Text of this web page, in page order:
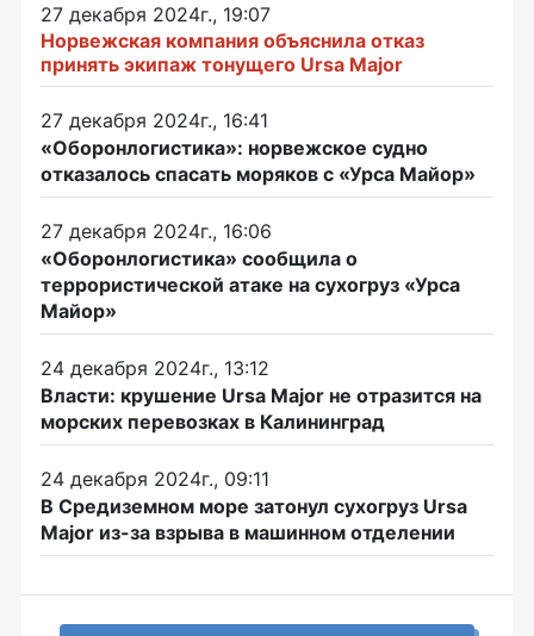
27 декабря 2024г., 19:07
Норвежская компания объяснила отказ
принять экипаж тонущего Ursa Major
27 декабря 2024г., 16:41
«Оборонлогистика»: норвежское судно
отказалось спасать моряков с «Урса Майор»
27 декабря 2024г., 16:06
«Оборонлогистика» сообщила о
террористической атаке на сухогруз «Урса
Майор»
24 декабря 2024г., 13:12
Власти: крушение Ursa Major не отразится на
морских перевозках в Калининград
24 декабря 2024г., 09:11
В Средиземном море затонул сухогруз Ursa
Major из-за взрыва в машинном отделении